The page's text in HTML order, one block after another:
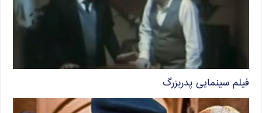
فیلم سینمایی پدربزرگ